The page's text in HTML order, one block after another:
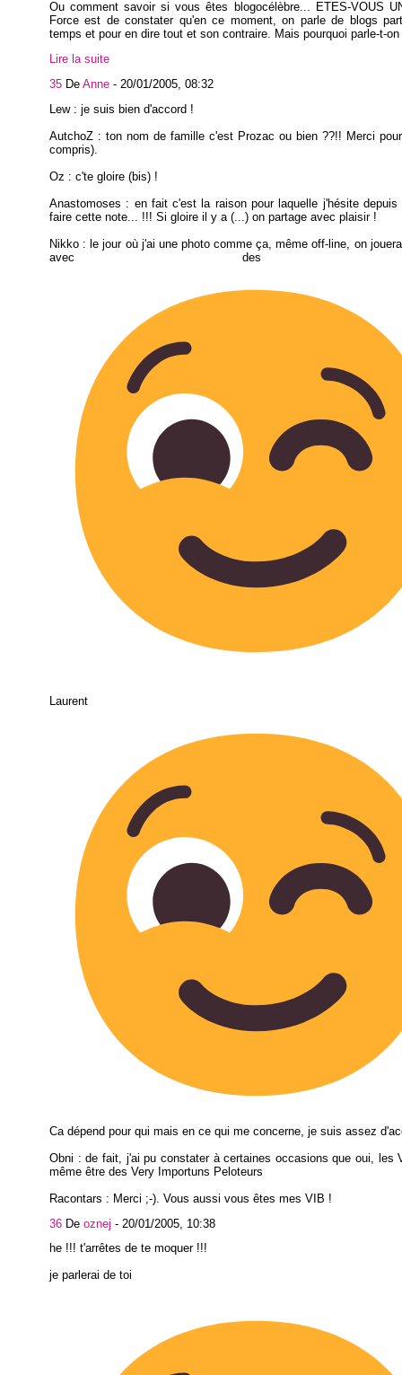
Ou comment savoir si vous êtes blogocélèbre... ETES-VOUS
Force est de constater qu'en ce moment, on parle de blogs
temps et pour en dire tout et son contraire. Mais pourquoi parle-t-on
Lire la suite
35 De Anne - 20/01/2005, 08:32
Lew : je suis bien d'accord !
AutchoZ : ton nom de famille c'est Prozac ou bien ??!! Merci
compris).
Oz : c'te gloire (bis) !
Anastomoses : en fait c'est la raison pour laquelle j'hésite
faire cette note... !!! Si gloire il y a (...) on partage avec plaisir !
Nikko : le jour où j'ai une photo comme ça, même off-line, on
avec des
Ca dépend pour qui mais en ce qui me concerne, je suis assez
Obni : de fait, j'ai pu constater à certaines occasions que oui, les
même être des Very Importuns Peloteurs
Racontars : Merci ;-). Vous aussi vous êtes mes VIB !
36 De oznej - 20/01/2005, 10:38
he !!! t'arrêtes de te moquer !!!
je parlerai de toi